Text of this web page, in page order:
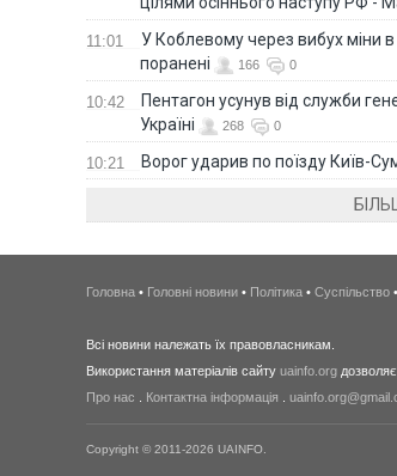
11:01
У Коблевому через вибух міни в
поранені
166 0
10:42
Пентагон усунув від служби
Україні
268 0
10:21 Ворог ударив по поїзду Київ-
Головна • Головні новини • Політика • Суспільство •
Всі новини належать їх правовласникам.
Використання матеріалів сайту uainfo.org
Про нас
Контактна інформація
Copyright © 2011-2026 UAINFO.